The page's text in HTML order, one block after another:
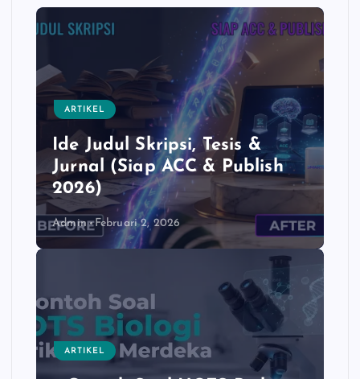
ARTIKEL
Ide Judul Skripsi, Tesis &
Jurnal (Siap ACC & Publish
2026)
Admin Februari 2, 2026
ARTIKEL